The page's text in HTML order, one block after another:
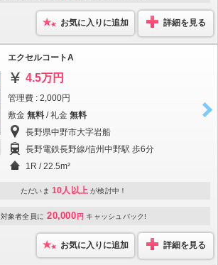
お気に入りに追加 詳細を見る
エクセルコートA
4.5万円
管理費 : 2,000円
敷金 無料 / 礼金 無料
長野県中野市大字岩船
長野電鉄長野線/信州中野駅 歩6分
1R / 22.5m²
ただいま 10人以上 が検討中！
対象者全員に 20,000 円 キャッシュバック!
お気に入りに追加 詳細を見る